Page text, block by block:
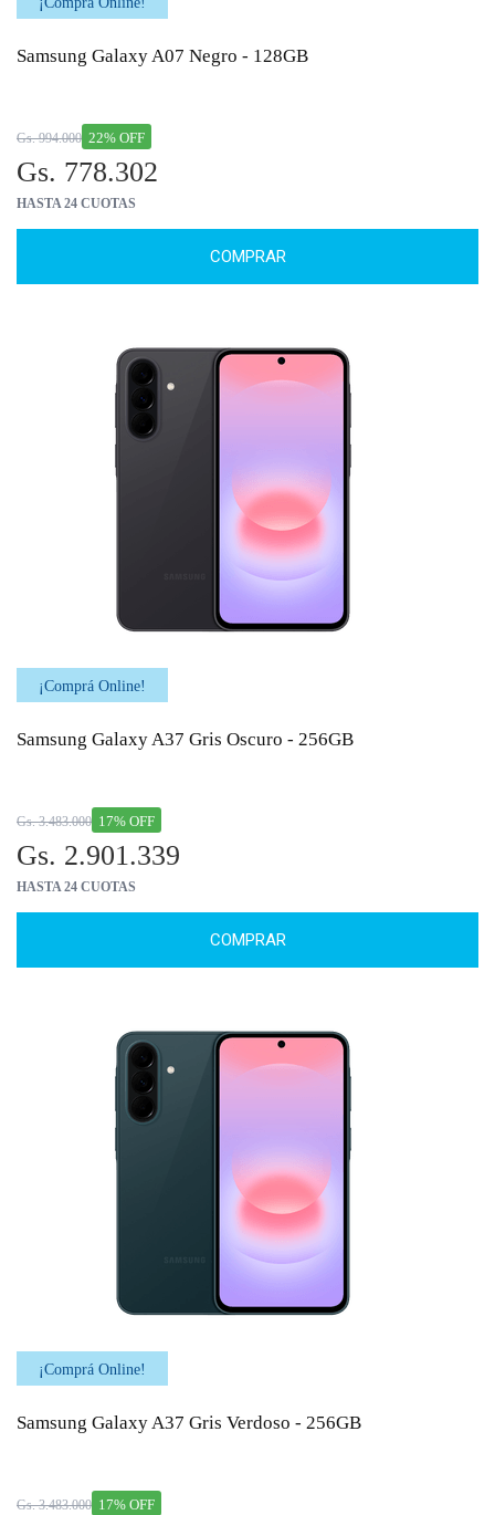
Samsung Galaxy A07 Negro - 128GB
22% OFF
Gs. 994.000
Gs. 778.302
HASTA 24 CUOTAS
COMPRAR
¡Comprá Online!
Samsung Galaxy A37 Gris Oscuro - 256GB
17% OFF
Gs. 3.483.000
Gs. 2.901.339
HASTA 24 CUOTAS
COMPRAR
¡Comprá Online!
Samsung Galaxy A37 Gris Verdoso - 256GB
17% OFF
Gs. 3.483.000